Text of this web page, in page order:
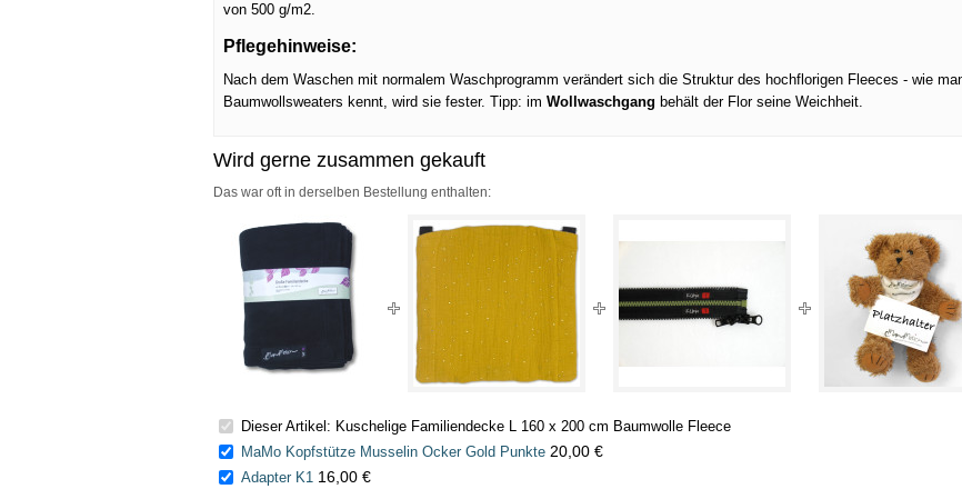
von 500 g/m2.
Pflegehinweise:
Nach dem Waschen mit normalem Waschprogramm verändert sich die Struktur des hochflorigen Fleeces - wie
Baumwollsweaters kennt, wird sie fester. Tipp: im Wollwaschgang behält der Flor seine Weichheit.
Wird gerne zusammen gekauft
Das war oft in derselben Bestellung enthalten:
Dieser Artikel: Kuschelige Familiendecke L 160 x 200 cm Baumwolle Fleece
MaMo Kopfstütze Musselin Ocker Gold Punkte 20,00 €
Adapter K1 16,00 €